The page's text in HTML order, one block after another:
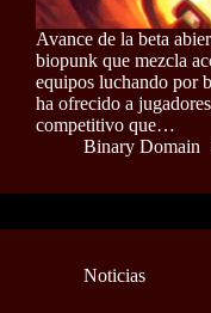
Avance de la beta
biopunk que mezcla
equipos luchando por
ha ofrecido a
competitivo que…
Binary Domain
Noticias